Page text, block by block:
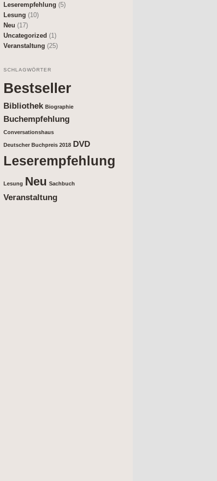
Leserempfehlung (5)
Lesung (10)
Neu (17)
Uncategorized (1)
Veranstaltung (25)
SCHLAGWÖRTER
Bestseller
Bibliothek Biographie
Buchempfehlung
Conversationshaus
Deutscher Buchpreis 2018 DVD
Leserempfehlung
Lesung Neu Sachbuch
Veranstaltung